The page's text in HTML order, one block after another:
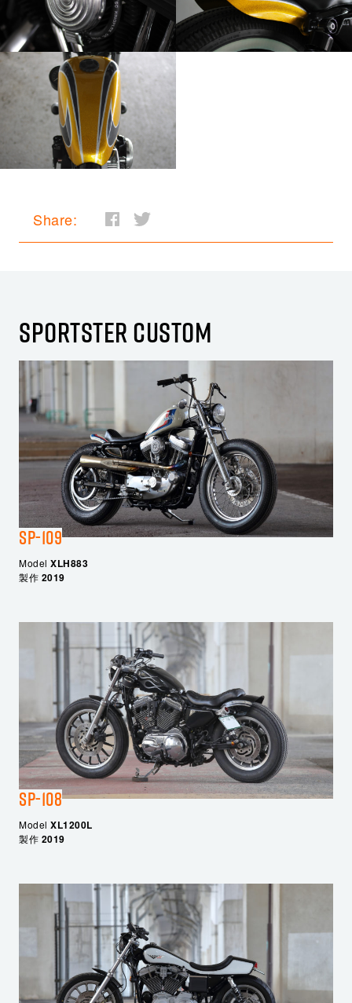
Share:
SPORTSTER CUSTOM
SP-109
Model XLH883
製作 2019
SP-108
Model XL1200L
製作 2019